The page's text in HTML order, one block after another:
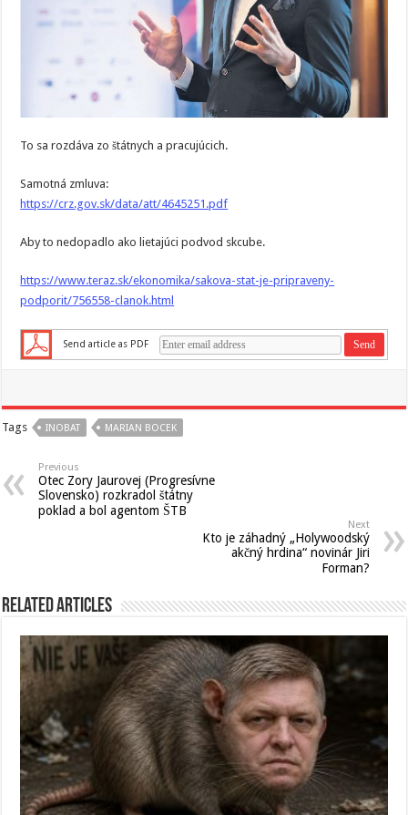
To sa rozdáva zo štátnych a pracujúcich.
Samotná zmluva:
https://crz.gov.sk/data/att/4645251.pdf
Aby to nedopadlo ako lietajúci podvod skcube.
https://www.teraz.sk/ekonomika/sakova-stat-je-pripraveny-
podporit/756558-clanok.html
Send article as PDF
Tags INOBAT MARIAN BOCEK
Previous
Otec Zory Jaurovej (Progresívne
Slovensko) rozkradol štátny
poklad a bol agentom ŠTB
Next
Kto je záhadný „Holywoodský
akčný hrdina“ novinár Jiri
Forman?
Related Articles